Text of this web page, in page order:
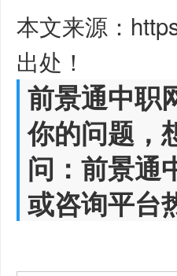
本文来源：
出处！
前景通中职
你的问题，
问：前景通
或咨询平台